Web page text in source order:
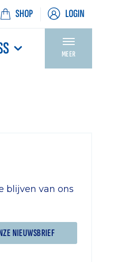
SHOP LOGIN
MEER
blijven van ons
NIEUWSBRIEF